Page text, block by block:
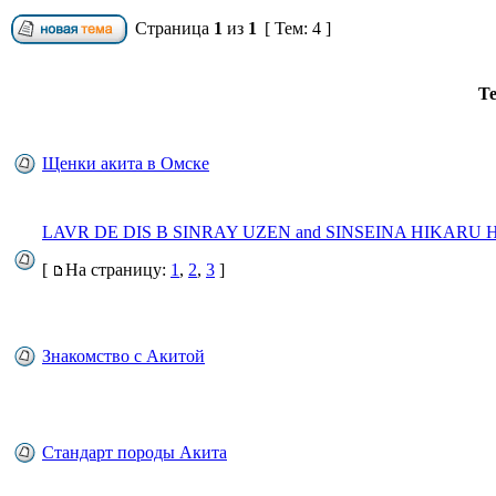
Страница 1 из 1 [ Тем: 4 ]
Щенки акита в Омске
LAVR DE DIS B SINRAY UZEN and SINSEINA HIKARU
[
На страницу: 1 , 2, 3 ]
Знакомство с Акитой
Стандарт породы Акита